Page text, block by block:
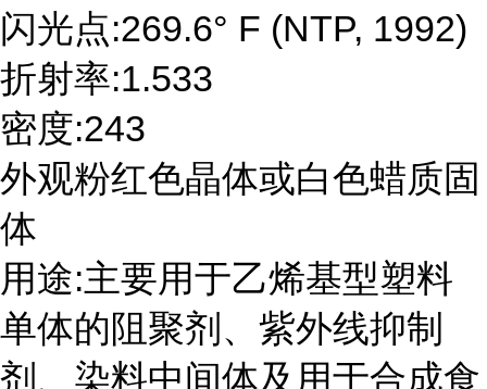
闪光点:269.6° F (NTP, 1992)
折射率:1.533
密度:243
外观粉红色晶体或白色蜡质固
体
用途:主要用于乙烯基型塑料
单体的阻聚剂、紫外线抑制
剂、染料中间体及用于合成食